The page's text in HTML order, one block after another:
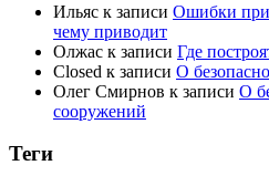
Ильяс к записи Ошибки при
чему приводит
Олжас к записи Где
Closed к записи О
Олег Смирнов к записи О
сооружений
Теги